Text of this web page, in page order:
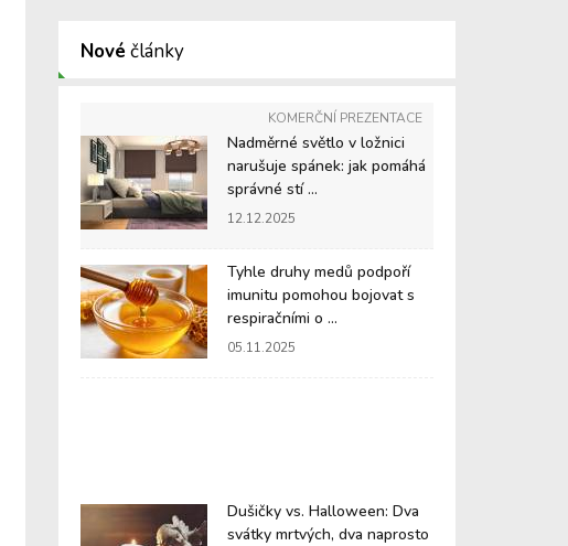
Nové články
KOMERČNÍ PREZENTACE
Nadměrné světlo v ložnici
narušuje spánek: jak pomáhá
správné stí ...
12.12.2025
Tyhle druhy medů podpoří
imunitu pomohou bojovat s
respiračními o ...
05.11.2025
Dušičky vs. Halloween: Dva
svátky mrtvých, dva naprosto